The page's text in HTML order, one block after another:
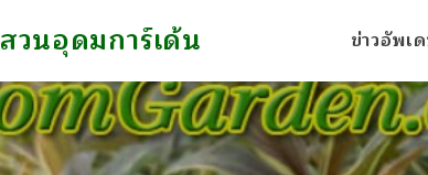
สวนอุดมการ์เด้น ข่าวอัพเ